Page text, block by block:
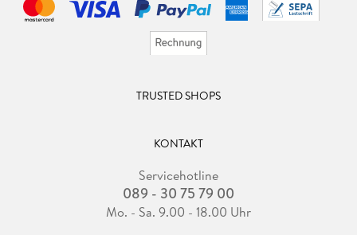
TRUSTED SHOPS
KONTAKT
Servicehotline
089 - 30 75 79 00
Mo. - Sa. 9.00 - 18.00 Uhr